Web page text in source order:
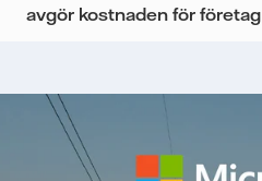
avgör kostnaden för företag